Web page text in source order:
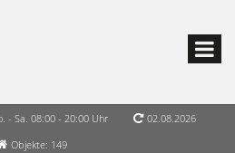
- Sa. 08:00 - 20:00 Uhr
02.08.2026
Objekte: 149